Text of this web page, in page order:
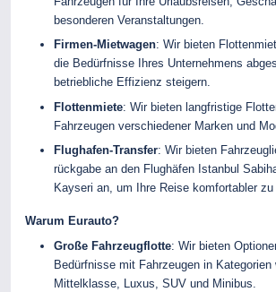
besonderen Veranstaltungen.
Firmen-Mietwagen: Wir bieten
die Bedürfnisse Ihres Unternehmens
betriebliche Effizienz steigern.
Flottenmiete: Wir bieten langfristige
Fahrzeugen verschiedener Marken und
Flughafen-Transfer: Wir bieten
rückgabe an den Flughäfen Istanbul
Kayseri an, um Ihre Reise komfortabler
Warum Eurauto?
Große Fahrzeugflotte: Wir bieten
Bedürfnisse mit Fahrzeugen in Kategorien
Mittelklasse, Luxus, SUV und Minibus.